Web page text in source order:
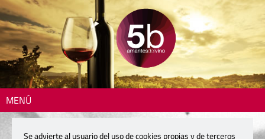
MENÚ
Se advierte al usuario del uso de cookies propias y de terceros